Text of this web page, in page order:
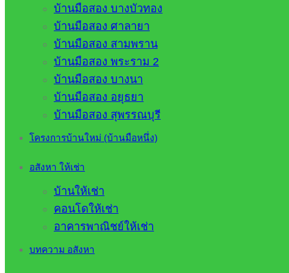
บ้านมือสอง บางบัวทอง
บ้านมือสอง ศาลายา
บ้านมือสอง สามพราน
บ้านมือสอง พระราม 2
บ้านมือสอง บางนา
บ้านมือสอง อยุธยา
บ้านมือสอง สุพรรณบุรี
โครงการบ้านใหม่ (บ้านมือหนึ่ง)
อสังหา ให้เช่า
บ้านให้เช่า
คอนโดให้เช่า
อาคารพาณิชย์ให้เช่า
บทความ อสังหา